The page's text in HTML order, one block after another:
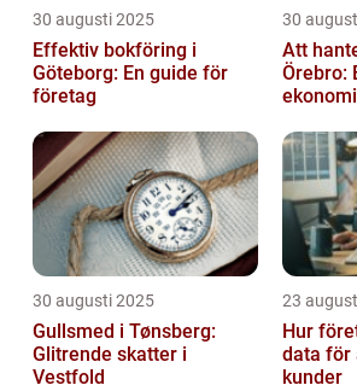
30 augusti 2025
Effektiv bokföring i
Göteborg: En guide för
företag
30
Att
Örebro:
30 augusti 2025
Gullsmed i Tønsberg:
Glitrende skatter i
Vestfold
23
Hur
data för
kunder